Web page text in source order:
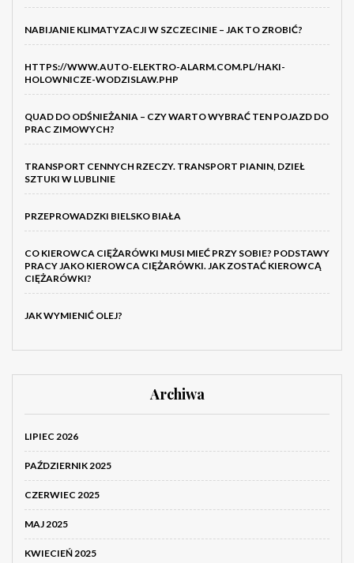
NABIJANIE KLIMATYZACJI W SZCZECINIE – JAK TO ZROBIĆ?
HTTPS://WWW.AUTO-ELEKTRO-ALARM.COM.PL/HAKI-
HOLOWNICZE-WODZISLAW.PHP
QUAD DO ODŚNIEŻANIA – CZY WARTO WYBRAĆ TEN POJAZD DO
PRAC ZIMOWYCH?
TRANSPORT CENNYCH RZECZY. TRANSPORT PIANIN, DZIEŁ
SZTUKI W LUBLINIE
PRZEPROWADZKI BIELSKO BIAŁA
CO KIEROWCA CIĘŻARÓWKI MUSI MIEĆ PRZY SOBIE? PODSTAWY
PRACY JAKO KIEROWCA CIĘŻARÓWKI. JAK ZOSTAĆ KIEROWCĄ
CIĘŻARÓWKI?
JAK WYMIENIĆ OLEJ?
Archiwa
LIPIEC 2026
PAŹDZIERNIK 2025
CZERWIEC 2025
MAJ 2025
KWIECIEŃ 2025